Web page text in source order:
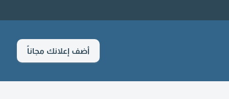
أضف إعلانك مجاناً